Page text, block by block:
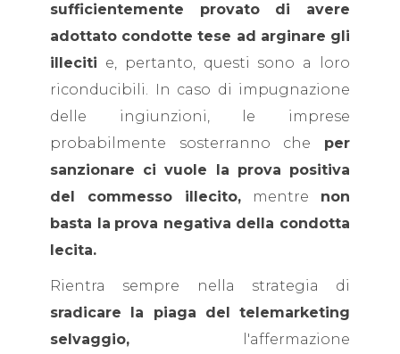
sufficientemente provato di avere
adottato condotte tese ad arginare gli
illeciti e, pertanto, questi sono a loro
riconducibili. In caso di impugnazione
delle ingiunzioni, le imprese
probabilmente sosterranno che per
sanzionare ci vuole la prova positiva
del commesso illecito, mentre non
basta la prova negativa della condotta
lecita.
Rientra sempre nella strategia di
sradicare la piaga del telemarketing
selvaggio, l'affermazione